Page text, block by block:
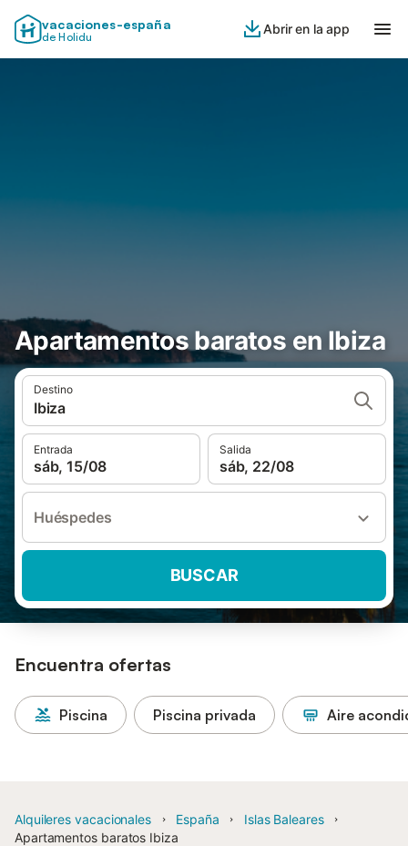
vacaciones-españa
de Holidu
Abrir en la app
Apartamentos baratos en Ibiza
Destino
Ibiza
Entrada
sáb, 15/08
Salida
sáb, 22/08
Huéspedes
BUSCAR
Encuentra ofertas
Piscina Piscina privada Aire
Alquileres vacacionales España
Islas Baleares
Apartamentos baratos Ibiza